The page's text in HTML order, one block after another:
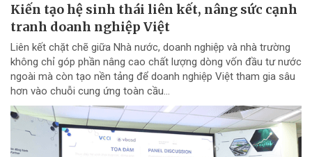
Kiến tạo hệ sinh thái liên kết, nâng sức cạnh
tranh doanh nghiệp Việt
Liên kết chặt chẽ giữa Nhà nước, doanh nghiệp và nhà trường
không chỉ góp phần nâng cao chất lượng dòng vốn đầu tư nước
ngoài mà còn tạo nền tảng để doanh nghiệp Việt tham gia sâu
hơn vào chuỗi cung ứng toàn cầu...